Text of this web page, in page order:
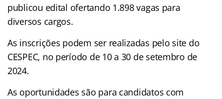
publicou edital ofertando 1.898 vagas para
diversos cargos.
As inscrições podem ser realizadas pelo site do
CESPEC, no período de 10 a 30 de setembro de
2024.
As oportunidades são para candidatos com